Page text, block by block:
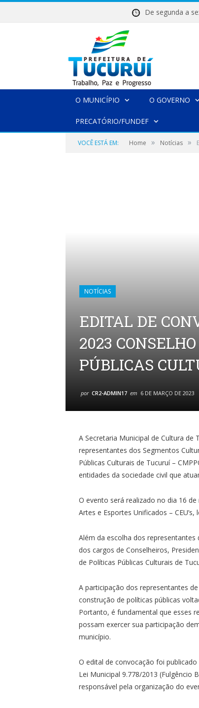
De segunda a
O MUNICÍPIO O GOVERNO
PRECATÓRIO/FUNDEF
VOCÊ ESTÁ EM: Home » Notícias »
NOTÍCIAS
EDITAL DE
2023
PÚBLICAS
por CR2-ADMIN17 em 6 DE MARÇO DE 2023
A Secretaria Municipal de Cultura
representantes dos Segmentos
Públicas Culturais de Tucuruí –
entidades da sociedade civil que
O evento será realizado no dia 16
Artes e Esportes Unificados –
Além da escolha dos
dos cargos de Conselheiros,
de Políticas Públicas Culturais de
A participação dos representantes
construção de políticas públicas
Portanto, é fundamental que esses
possam exercer sua participação
município.
O edital de convocação foi
Lei Municipal 9.778/2013 (Fulgêncio
responsável pela organização do